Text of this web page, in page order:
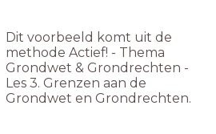
Dit voorbeeld komt uit de
methode Actief! - Thema
Grondwet & Grondrechten -
Les 3. Grenzen aan de
Grondwet en Grondrechten.